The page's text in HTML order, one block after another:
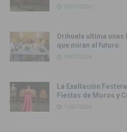
16/07/2026
Orihuela ultima unas
que miran al futuro
14/07/2026
La Exaltación
Fiestas de Moros y
12/07/2026